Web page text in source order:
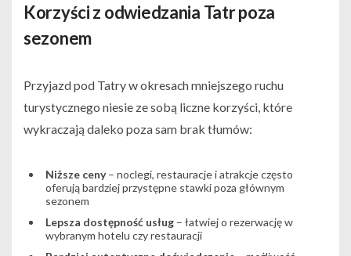
Korzyści z odwiedzania Tatr poza
sezonem
Przyjazd pod Tatry w okresach mniejszego ruchu
turystycznego niesie ze sobą liczne korzyści, które
wykraczają daleko poza sam brak tłumów:
Niższe ceny– noclegi, restauracje i atrakcje często
oferują bardziej przystępne stawki poza głównym
sezonem
Lepsza dostępność usług– łatwiej o rezerwację w
wybranym hotelu czy restauracji